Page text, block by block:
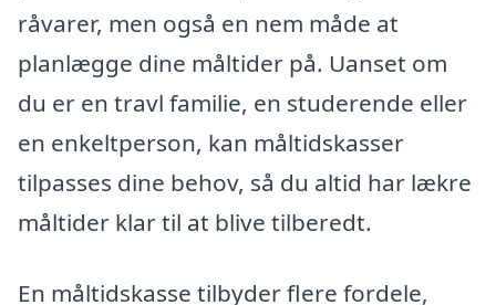
råvarer, men også en nem måde at
planlægge dine måltider på. Uanset om
du er en travl familie, en studerende eller
en enkeltperson, kan måltidskasser
tilpasses dine behov, så du altid har lækre
måltider klar til at blive tilberedt.
En måltidskasse tilbyder flere fordele,